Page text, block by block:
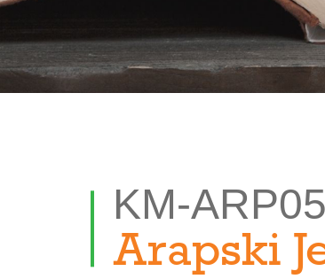
KM-ARP05
Arapski